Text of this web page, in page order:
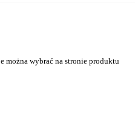
można wybrać na stronie produktu